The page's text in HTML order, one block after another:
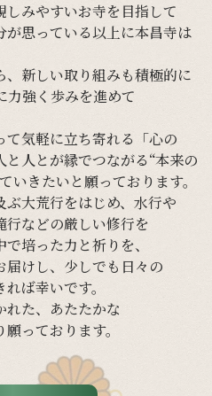
しみやすいお寺を目指して
が思っている以上に本昌寺は
新しい取り組みも積極的に
力強く 歩みを進めて
て気軽に立ち寄れる 「心の
と 人とが縁でつながる“本来の
いきたいと願っております。
ぶ大荒行をはじめ、 水行や
行などの厳しい修行を
で培った力と祈りを、
届けし、 少しでも 日々の
れば幸いです。
た、 あたたかな
願っております。